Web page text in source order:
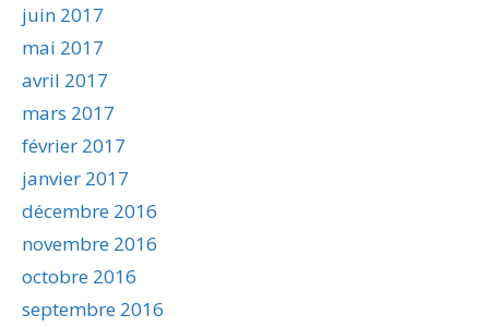
juin 2017
mai 2017
avril 2017
mars 2017
février 2017
janvier 2017
décembre 2016
novembre 2016
octobre 2016
septembre 2016